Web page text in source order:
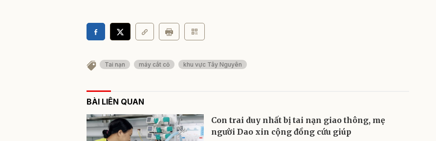
Tai nạn máy cắt cỏ khu vực Tây Nguyên
BÀI LIÊN QUAN
Con trai duy nhất bị tai nạn giao thông, mẹ
người Dao xin cộng đồng cứu giúp